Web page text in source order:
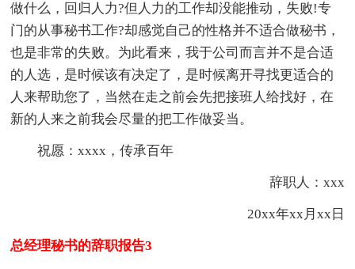
做什么，回归人力?但人力的工作却没能推动，失败!专
门的从事秘书工作?却感觉自己的性格并不适合做秘书，
也是非常的失败。为此看来，我于公司而言并不是合适
的人选，是时候该有决定了，是时候离开寻找更适合的
人来帮助您了，当然在走之前会先把接班人给找好，在
新的人来之前我会尽量的把工作做妥当。
祝愿：xxxx，传承百年
辞职人：xxx
20xx年xx月xx日
总经理秘书的辞职报告3